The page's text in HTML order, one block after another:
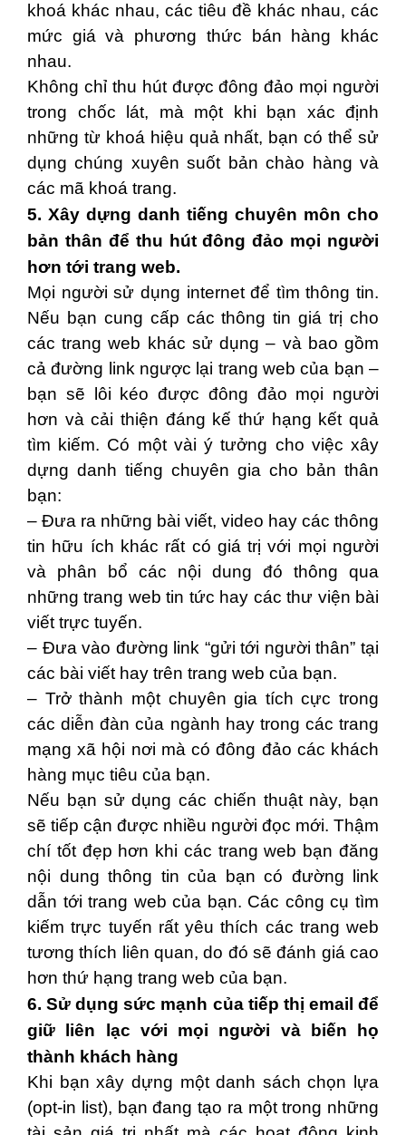
khoá khác nhau, các tiêu đề khác nhau, các
mức giá và phương thức bán hàng khác
nhau.
Không chỉ thu hút được đông đảo mọi người
trong chốc lát, mà một khi bạn xác định
những từ khoá hiệu quả nhất, bạn có thể sử
dụng chúng xuyên suốt bản chào hàng và
các mã khoá trang.
5. Xây dựng danh tiếng chuyên môn cho
bản thân để thu hút đông đảo mọi người
hơn tới trang web.
Mọi người sử dụng internet để tìm thông tin.
Nếu bạn cung cấp các thông tin giá trị cho
các trang web khác sử dụng – và bao gồm
cả đường link ngược lại trang web của bạn –
bạn sẽ lôi kéo được đông đảo mọi người
hơn và cải thiện đáng kế thứ hạng kết quả
tìm kiếm. Có một vài ý tưởng cho việc xây
dựng danh tiếng chuyên gia cho bản thân
bạn:
– Đưa ra những bài viết, video hay các thông
tin hữu ích khác rất có giá trị với mọi người
và phân bổ các nội dung đó thông qua
những trang web tin tức hay các thư viện bài
viết trực tuyến.
– Đưa vào đường link “gửi tới người thân” tại
các bài viết hay trên trang web của bạn.
– Trở thành một chuyên gia tích cực trong
các diễn đàn của ngành hay trong các trang
mạng xã hội nơi mà có đông đảo các khách
hàng mục tiêu của bạn.
Nếu bạn sử dụng các chiến thuật này, bạn
sẽ tiếp cận được nhiều người đọc mới. Thậm
chí tốt đẹp hơn khi các trang web bạn đăng
nội dung thông tin của bạn có đường link
dẫn tới trang web của bạn. Các công cụ tìm
kiếm trực tuyến rất yêu thích các trang web
tương thích liên quan, do đó sẽ đánh giá cao
hơn thứ hạng trang web của bạn.
6. Sử dụng sức mạnh của tiếp thị email để
giữ liên lạc với mọi người và biến họ
thành khách hàng
Khi bạn xây dựng một danh sách chọn lựa
(opt-in list), bạn đang tạo ra một trong những